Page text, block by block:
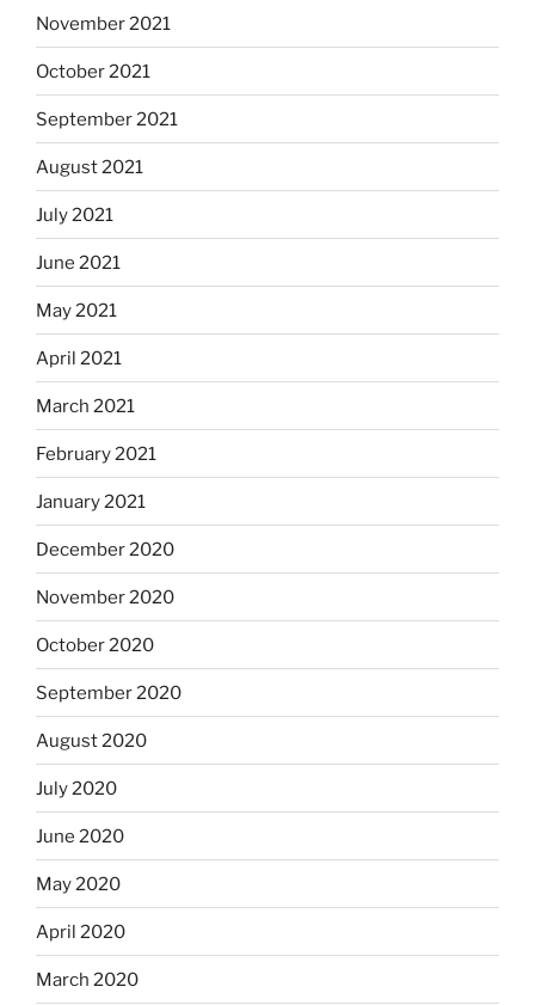
November 2021
October 2021
September 2021
August 2021
July 2021
June 2021
May 2021
April 2021
March 2021
February 2021
January 2021
December 2020
November 2020
October 2020
September 2020
August 2020
July 2020
June 2020
May 2020
April 2020
March 2020